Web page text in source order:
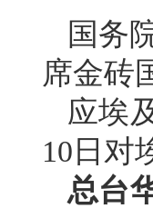
国务
席金砖
应埃
10日对
总台